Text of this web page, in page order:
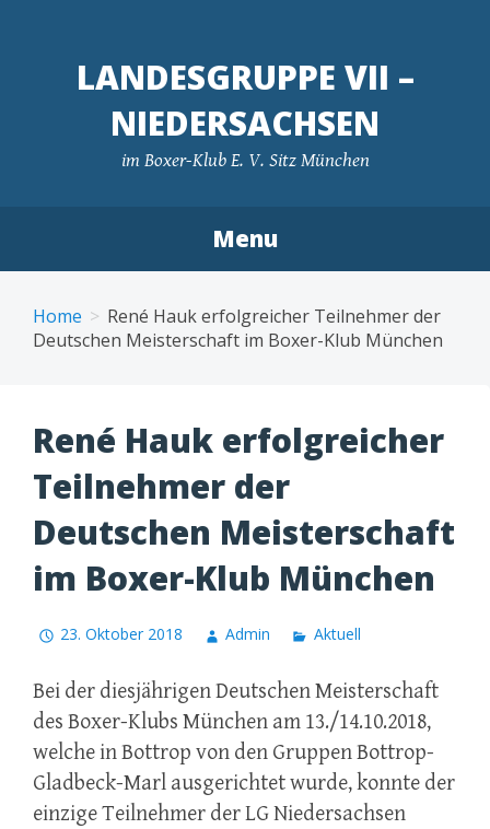
LANDESGRUPPE VII –
NIEDERSACHSEN
im Boxer-Klub E. V. Sitz München
Menu
content
Home
René Hauk erfolgreicher Teilnehmer der
Deutschen Meisterschaft im Boxer-Klub München
René Hauk erfolgreicher
Teilnehmer der
Deutschen Meisterschaft
im Boxer-Klub München
23. Oktober 2018 Admin Aktuell
Bei der diesjährigen Deutschen Meisterschaft
des Boxer-Klubs München am 13./14.10.2018,
welche in Bottrop von den Gruppen Bottrop-
Gladbeck-Marl ausgerichtet wurde, konnte der
einzige Teilnehmer der LG Niedersachsen